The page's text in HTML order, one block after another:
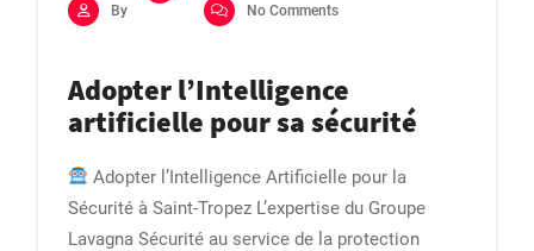
By No Comments
Adopter l’Intelligence
artificielle pour sa sécurité
Adopter l’Intelligence Artificielle pour la
Sécurité à Saint-Tropez L’expertise du Groupe
Lavagna Sécurité au service de la protection